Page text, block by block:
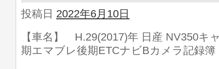
投稿日 2022年6月10日
【車名】 H.29(2017)年 日産 NV350キ
期エマブレ後期ETCナビBカメラ記録簿